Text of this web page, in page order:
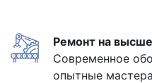
Ремонт на
Современное
опытные мастера